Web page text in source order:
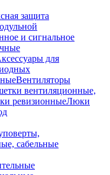
защита
и сигнальное
для
Вентиляторы
вентиляционные,
ревизионныеЛюки
сабельные